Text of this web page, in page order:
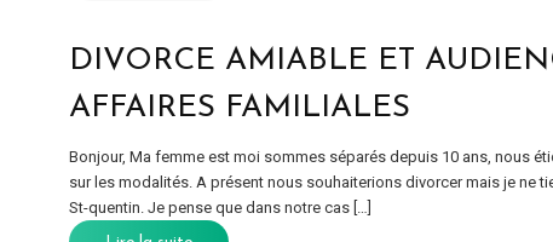
DIVORCE AMIABLE ET
AFFAIRES FAMILIALES
Bonjour, Ma femme est moi sommes séparés depuis 10 ans, nous
sur les modalités. A présent nous souhaiterions divorcer mais je ne
St-quentin. Je pense que dans notre cas […]